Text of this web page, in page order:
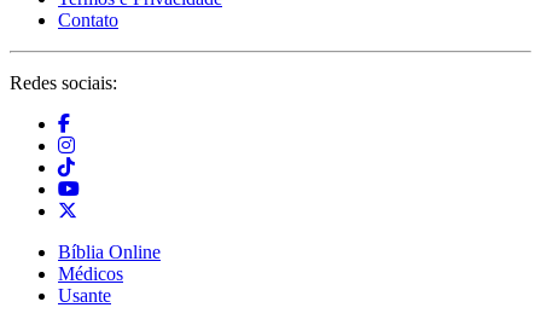
Contato
Redes sociais:
Bíblia Online
Médicos
Usante